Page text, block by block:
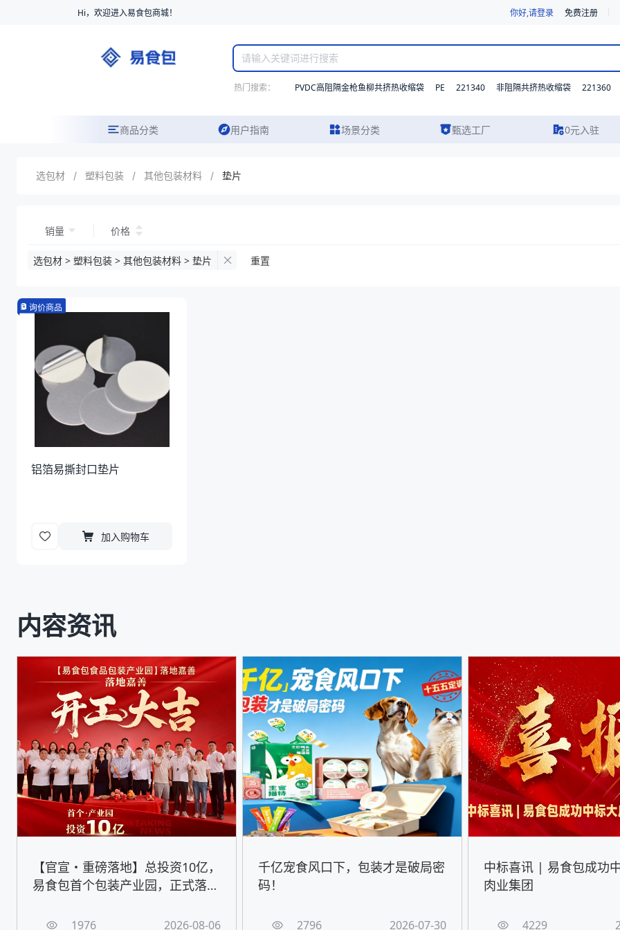
Hi，欢迎进入易食包商城！ 你好,请登录 免费注册
热门搜索： PVDC高阻隔金枪鱼柳共挤热收缩袋 PE 221340 非阻隔共挤热收缩袋 221360
商品分类 用户指南 场景分类 甄选工厂 0元入驻
选包材 / 塑料包装 / 其他包装材料 / 垫片
销量 价格
选包材 > 塑料包装 > 其他包装材料 > 垫片 重置
询价商品
铝箔易撕封口垫片
加入购物车
内容资讯
【官宣・重磅落地】总投资10亿，
易食包首个包装产业园，正式落地
1976 2026-08-06
千亿宠食风口下，包装才是破局密
码！
2796 2026-07-30
中标喜讯 | 易食包成功
肉业集团
4229